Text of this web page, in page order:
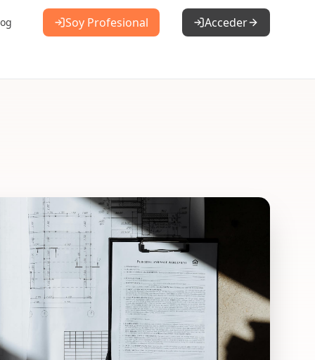
Soy Profesional Acceder